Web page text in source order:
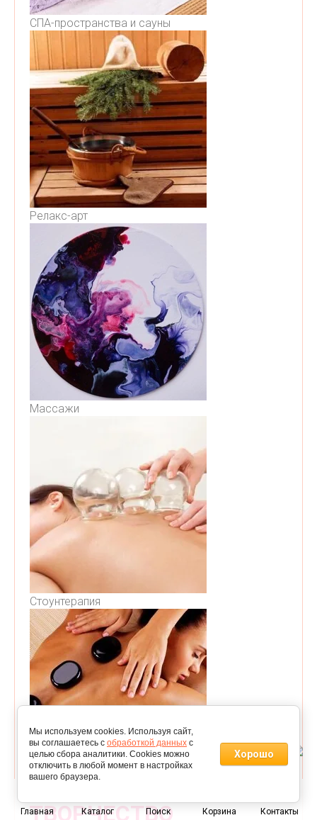
СПА-пространства и сауны
Релакс-арт
Массажи
Стоунтерапия
ТВОРЧЕСТВО
Главная Каталог Поиск Корзина Контакты
Мы используем cookies. Используя сайт,
вы соглашаетесь с обработкой данных с
целью сбора аналитики. Cookies можно
отключить в любой момент в настройках
вашего браузера.
Хорошо